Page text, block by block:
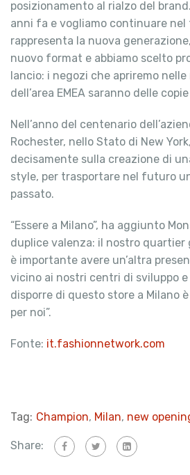
posizionamento al rialzo del
anni fa e vogliamo continuare
rappresenta la nuova
nuovo format e abbiamo scelto
lancio: i negozi che apriremo
dell’area EMEA saranno delle
Nell’anno del centenario
Rochester, nello Stato di New
decisamente sulla creazione di
style, per trasportare nel futuro
passato.
“Essere a Milano”, ha aggiunto
duplice valenza: il nostro quartier
è importante avere un’altra
vicino ai nostri centri di sviluppo
disporre di questo store a Milano
per noi”.
Fonte: it.fashionnetwork.com
Tag: Champion, Milan, new
Share: